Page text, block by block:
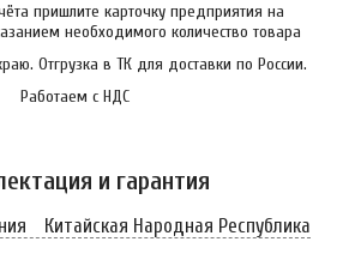
пришлите карточку предприятия на
необходимого количество товара
Отгрузка в ТК для доставки по России.
Работаем с НДС
и гарантия
Китайская Народная Республика